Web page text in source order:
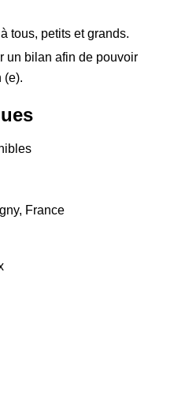
tous, petits et grands.
un bilan afin de pouvoir
(e).
France